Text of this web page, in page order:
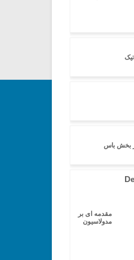
بخش باس
مقدمه ای بر
مدولاسیون